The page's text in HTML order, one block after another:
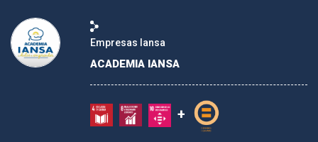
Empresas Iansa
ACADEMIA IANSA
+